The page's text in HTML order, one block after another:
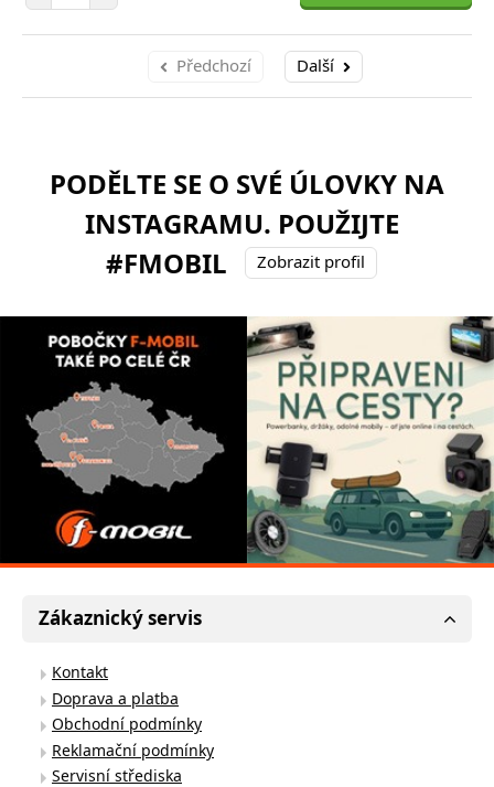
Předchozí Další
PODĚLTE SE O SVÉ ÚLOVKY NA
INSTAGRAMU. POUŽIJTE
#FMOBIL
Zobrazit profil
Zákaznický servis
Kontakt
Doprava a platba
Obchodní podmínky
Reklamační podmínky
Servisní střediska